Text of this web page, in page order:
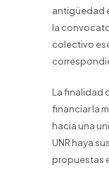
antigüedad
la
colectivo
La finalidad
financiar la
hacia una
UNR haya
propuestas